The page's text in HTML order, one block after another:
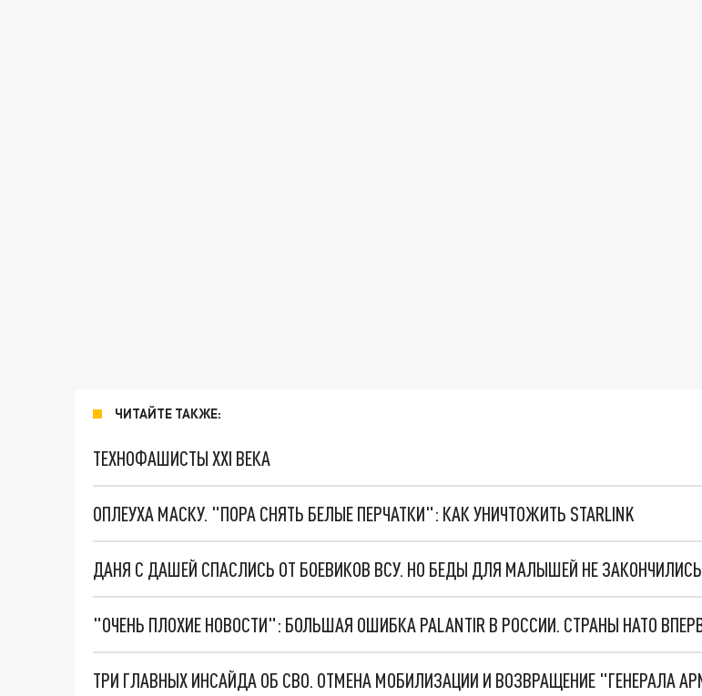
ЧИТАЙТЕ ТАКЖЕ:
ТЕХНОФАШИСТЫ XXI ВЕКА
ОПЛЕУХА МАСКУ. "ПОРА СНЯТЬ БЕЛЫЕ ПЕРЧАТКИ": КАК УНИЧТОЖИТЬ STARLINK
ДАНЯ С ДАШЕЙ СПАСЛИСЬ ОТ БОЕВИКОВ ВСУ. НО БЕДЫ ДЛЯ МАЛЫШЕЙ НЕ ЗАКОНЧИЛИСЬ